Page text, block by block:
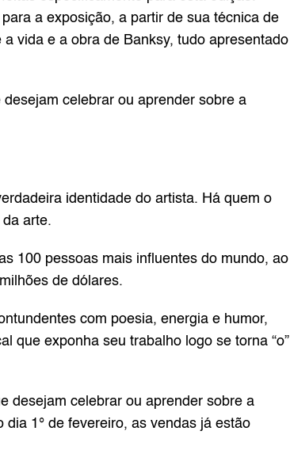
a exposição, a partir de sua técnica de
vida e a obra de Banksy, tudo apresentado
celebrar ou aprender sobre a
identidade do artista. Há quem o
arte.
100 pessoas mais influentes do mundo, ao
de dólares.
com poesia, energia e humor,
que exponha seu trabalho logo se torna “o”
desejam celebrar ou aprender sobre a
1° de fevereiro, as vendas já estão